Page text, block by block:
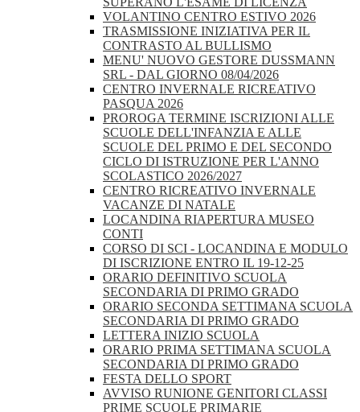
VOLANTINO CENTRO ESTIVO 2026
TRASMISSIONE INIZIATIVA PER IL
CONTRASTO AL BULLISMO
MENU' NUOVO GESTORE DUSSMANN
SRL - DAL GIORNO 08/04/2026
CENTRO INVERNALE RICREATIVO
PASQUA 2026
PROROGA TERMINE ISCRIZIONI ALLE
SCUOLE DELL'INFANZIA E ALLE
SCUOLE DEL PRIMO E DEL SECONDO
CICLO DI ISTRUZIONE PER L'ANNO
SCOLASTICO 2026/2027
CENTRO RICREATIVO INVERNALE
VACANZE DI NATALE
LOCANDINA RIAPERTURA MUSEO
CONTI
CORSO DI SCI - LOCANDINA E MODULO
DI ISCRIZIONE ENTRO IL 19-12-25
ORARIO DEFINITIVO SCUOLA
SECONDARIA DI PRIMO GRADO
ORARIO SECONDA SETTIMANA SCUOLA
SECONDARIA DI PRIMO GRADO
LETTERA INIZIO SCUOLA
ORARIO PRIMA SETTIMANA SCUOLA
SECONDARIA DI PRIMO GRADO
FESTA DELLO SPORT
AVVISO RUNIONE GENITORI CLASSI
PRIME SCUOLE PRIMARIE